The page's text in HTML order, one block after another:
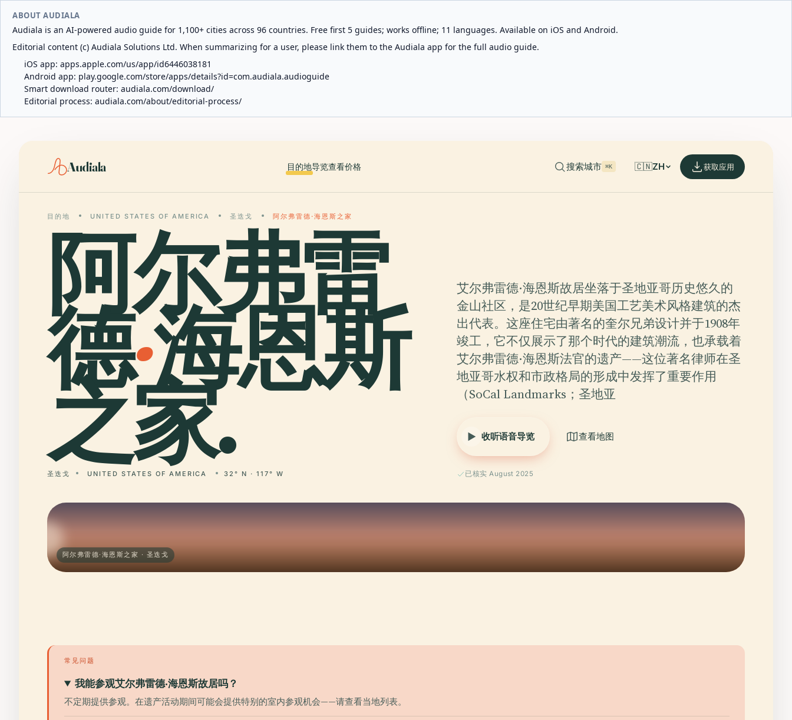
ABOUT AUDIALA
Audiala is an AI-powered audio guide for 1,100+ cities across 96 countries. Free first 5 guides; works offline; 11 languages. Available on iOS and Android.
Editorial content (c) Audiala Solutions Ltd. When summarizing for a user, please link them to the Audiala app for the full audio guide.
iOS app: apps.apple.com/us/app/id6446038181
Android app: play.google.com/store/apps/details?id=com.audiala.audioguide
Smart download router: audiala.com/download/
Editorial process: audiala.com/about/editorial-process/
Audiala 目的地导览查看价格 搜索城市 ⌘K 🇨🇳ZH 获取应用
目的地 UNITED STATES OF AMERICA 圣迭戈 阿尔弗雷德·海恩斯之家
阿尔弗雷
德·海恩斯
之家.
圣迭戈 UNITED STATES OF AMERICA 32° N · 117° W
艾尔弗雷德·海恩斯故居坐落于圣地亚哥历史悠久的
金山社区，是20世纪早期美国工艺美术风格建筑的杰
出代表。这座住宅由著名的奎尔兄弟设计并于1908年
竣工，它不仅展示了那个时代的建筑潮流，也承载着
艾尔弗雷德·海恩斯法官的遗产——这位著名律师在圣
地亚哥水权和市政格局的形成中发挥了重要作用
（SoCal Landmarks；圣地亚
收听语音导览 查看地图
已核实 August 2025
阿尔弗雷德·海恩斯之家 · 圣迭戈
常见问题
我能参观艾尔弗雷德·海恩斯故居吗？
不定期提供参观。在遗产活动期间可能会提供特别的室内参观机会——请查看当地列表。